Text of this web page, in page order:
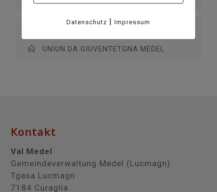
UNIUN DA GIUVENTETGNA MEDEL
Kontakt
Val Medel
Gemeindeverwaltung Medel (Lucmagn)
Tgasa Lucmagn
7184 Curaglia
Datenschutz |Impressum